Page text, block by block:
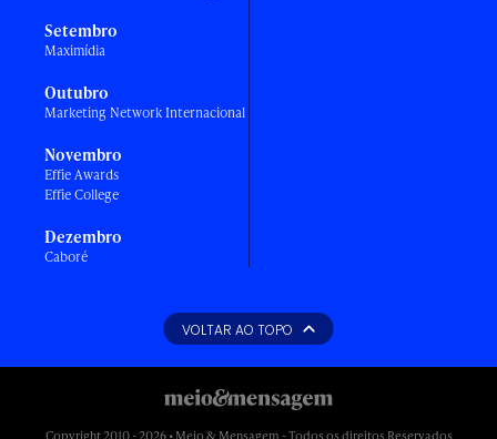
Setembro
Maximídia
Outubro
Marketing Network Internacional
Novembro
Effie Awards
Effie College
Dezembro
Caboré
VOLTAR AO TOPO
Copyright 2010 - 2026 • Meio & Mensagem - Todos os direitos Reservados